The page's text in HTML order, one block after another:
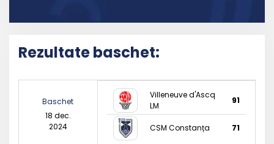
Rezultate baschet:
Baschet
18 dec.
2024
Villeneuve d'Ascq
LM
91
CSM Constanța 71